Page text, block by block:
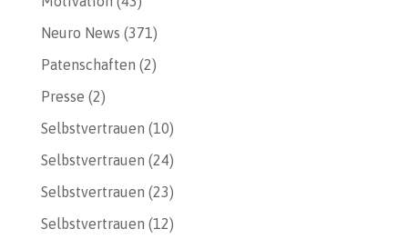
Neuro News (371)
Patenschaften (2)
Presse (2)
Selbstvertrauen (10)
Selbstvertrauen (24)
Selbstvertrauen (23)
Selbstvertrauen (12)